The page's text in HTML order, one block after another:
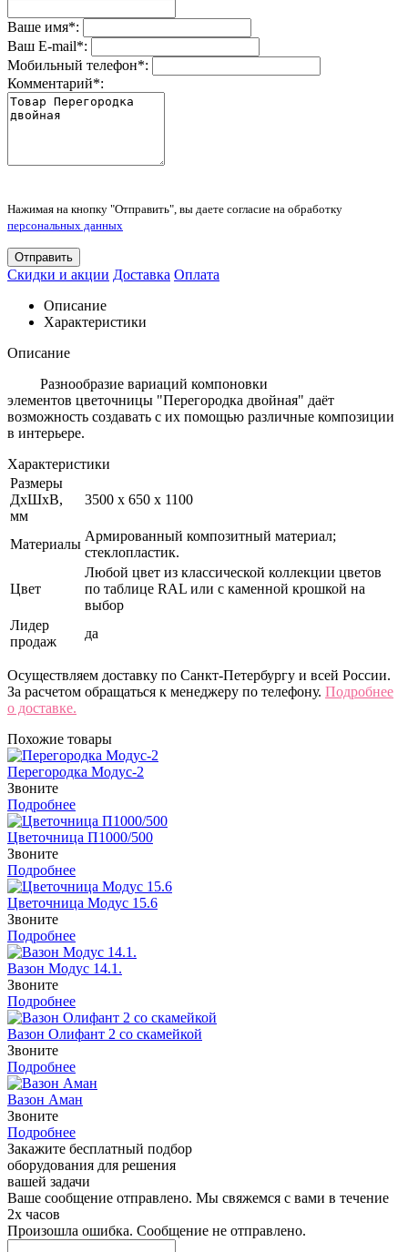
Ваше имя*:
Ваш E-mail*:
Мобильный телефон*:
Комментарий*:
Нажимая на кнопку "Отправить", вы даете согласие на обработку
персональных данных
Отправить
Скидки и акции Доставка Оплата
Описание
Характеристики
Описание
Разнообразие вариаций компоновки
элементов цветочницы "Перегородка двойная" даёт
возможность создавать с их помощью различные композиции
в интерьере.
Характеристики
Размеры
ДхШхВ,
мм
3500 х 650 х 1100
Материалы
Армированный композитный материал;
стеклопластик.
Цвет
Любой цвет из классической коллекции цветов
по таблице RAL или с каменной крошкой на
выбор
Лидер
продаж
да
Осуществляем доставку по Санкт-Петербургу и всей России.
За расчетом обращаться к менеджеру по телефону. Подробнее
о доставке.
Похожие товары
Перегородка Модус-2
Звоните
Подробнее
Цветочница П1000/500
Звоните
Подробнее
Цветочница Модус 15.6
Звоните
Подробнее
Вазон Модус 14.1.
Звоните
Подробнее
Вазон Олифант 2 со скамейкой
Звоните
Подробнее
Вазон Аман
Звоните
Подробнее
Закажите бесплатный подбор
оборудования для решения
вашей задачи
Ваше сообщение отправлено. Мы свяжемся с вами в течение
2х часов
Произошла ошибка. Сообщение не отправлено.